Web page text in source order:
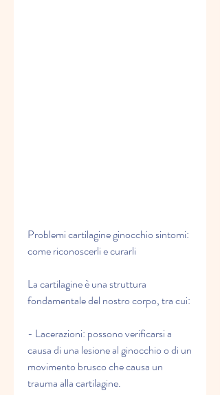
Problemi cartilagine ginocchio sintomi:
come riconoscerli e curarli
La cartilagine è una struttura
fondamentale del nostro corpo, tra cui:
- Lacerazioni: possono verificarsi a
causa di una lesione al ginocchio o di un
movimento brusco che causa un
trauma alla cartilagine.